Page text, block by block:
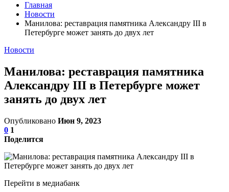
Главная
Новости
Манилова: реставрация памятника Александру III в
Петербурге может занять до двух лет
Новости
Манилова: реставрация памятника
Александру III в Петербурге может
занять до двух лет
Опубликовано Июн 9, 2023
0 1
Поделится
Перейти в медиабанк